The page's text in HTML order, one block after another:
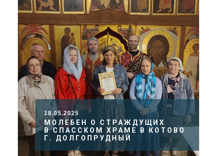
18.05.2025
МОЛЕБЕН О СТРАЖДУЩИХ
В СПАССКОМ ХРАМЕ В КОТОВО
Г. ДОЛГОПРУДНЫЙ